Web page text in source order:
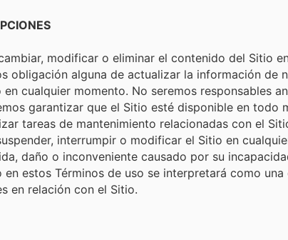
modificar o eliminar el contenido del Sitio
obligación alguna de actualizar la información
cualquier momento. No seremos responsables
garantizar que el Sitio esté disponible en
tareas de mantenimiento relacionadas con el
interrumpir o modificar el Sitio en
daño o inconveniente causado por su
en relación con el Sitio.